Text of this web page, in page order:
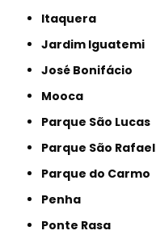
Itaquera
Jardim Iguatemi
José Bonifácio
Mooca
Parque São Lucas
Parque São Rafael
Parque do Carmo
Penha
Ponte Rasa